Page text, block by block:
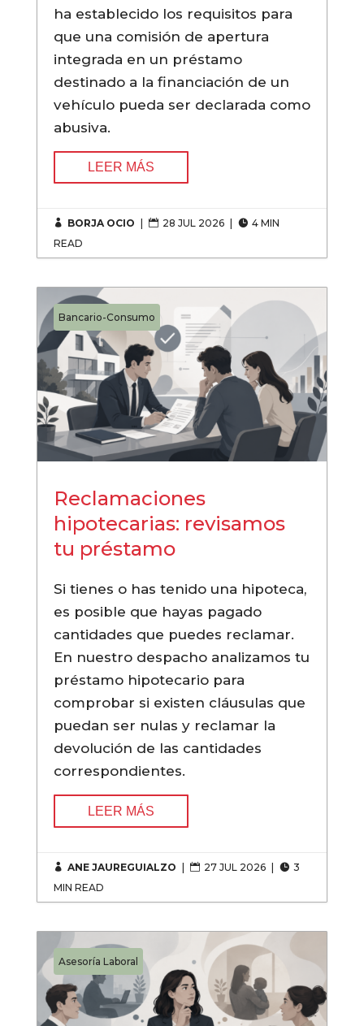
ha establecido los requisitos para
que una comisión de apertura
integrada en un préstamo
destinado a la financiación de un
vehículo pueda ser declarada como
abusiva.
LEER MÁS
 BORJA OCIO  28 JUL 2026  4 MIN
READ
Bancario-Consumo
Reclamaciones
hipotecarias: revisamos
tu préstamo
Si tienes o has tenido una hipoteca,
es posible que hayas pagado
cantidades que puedes reclamar.
En nuestro despacho analizamos tu
préstamo hipotecario para
comprobar si existen cláusulas que
puedan ser nulas y reclamar la
devolución de las cantidades
correspondientes.
LEER MÁS
 ANE JAUREGUIALZO |  27 JUL 2026 |  3
MIN READ
Asesoría Laboral